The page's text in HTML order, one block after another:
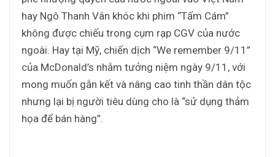
hay Ngô Thanh Vân khóc khi phim “Tấm Cám”
không được chiếu trong cụm rạp CGV của nước
ngoài. Hay tại Mỹ, chiến dịch “We remember 9/11”
của McDonald’s nhằm tưởng niệm ngày 9/11, với
mong muốn gắn kết và nâng cao tinh thần dân tộc
nhưng lại bị người tiêu dùng cho là “sử dụng thảm
họa để bán hàng”.